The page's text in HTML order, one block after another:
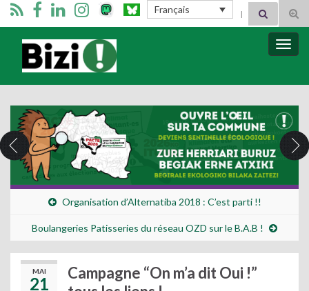
Français Search for:
Bizimugi
Organisation d’Alternatiba 2018 : C’est parti !!
Boulangeries Patisseries du réseau OZD sur le B.A.B !
MAI
21
Campagne “On m’a dit Oui !”